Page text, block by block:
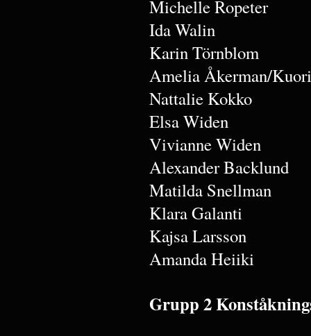
Michelle Ropeter
Ida Walin
Karin Törnblom
Amelia Åkerman/
Nattalie Kokko
Elsa Widen
Vivianne Widen
Alexander Backlund
Matilda Snellman
Klara Galanti
Kajsa Larsson
Amanda Heiiki
Grupp 2